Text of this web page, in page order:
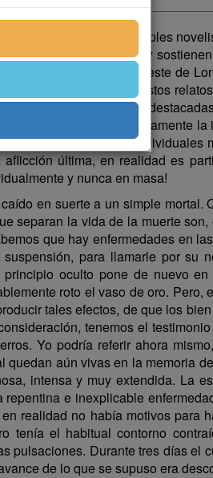
de mera ficción. Los simples
verdad los santifican y
de Lisboa, de la peste de
de Calcuta. Pero en estos
algunas de las más
que impresiona tan vivamente
muchos ejemplos individuales
última, en realidad es
y nunca en masa!
en suerte a un simple mortal.
separan la vida de la muerte
que hay enfermedades en
para llamarle por su
oculto pone de nuevo
roto el vaso de oro. Pero,
tales efectos, de que los
tenemos el
Yo podría referir ahora
aún vivas en la memoria
intensa y muy extendida. La
e inexplicable
realidad no había motivos para
tenía el habitual contorno
pulsaciones. Durante tres días el
de lo que se supuso era